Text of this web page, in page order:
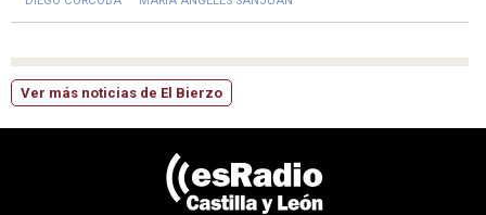
Ver más noticias de El Bierzo